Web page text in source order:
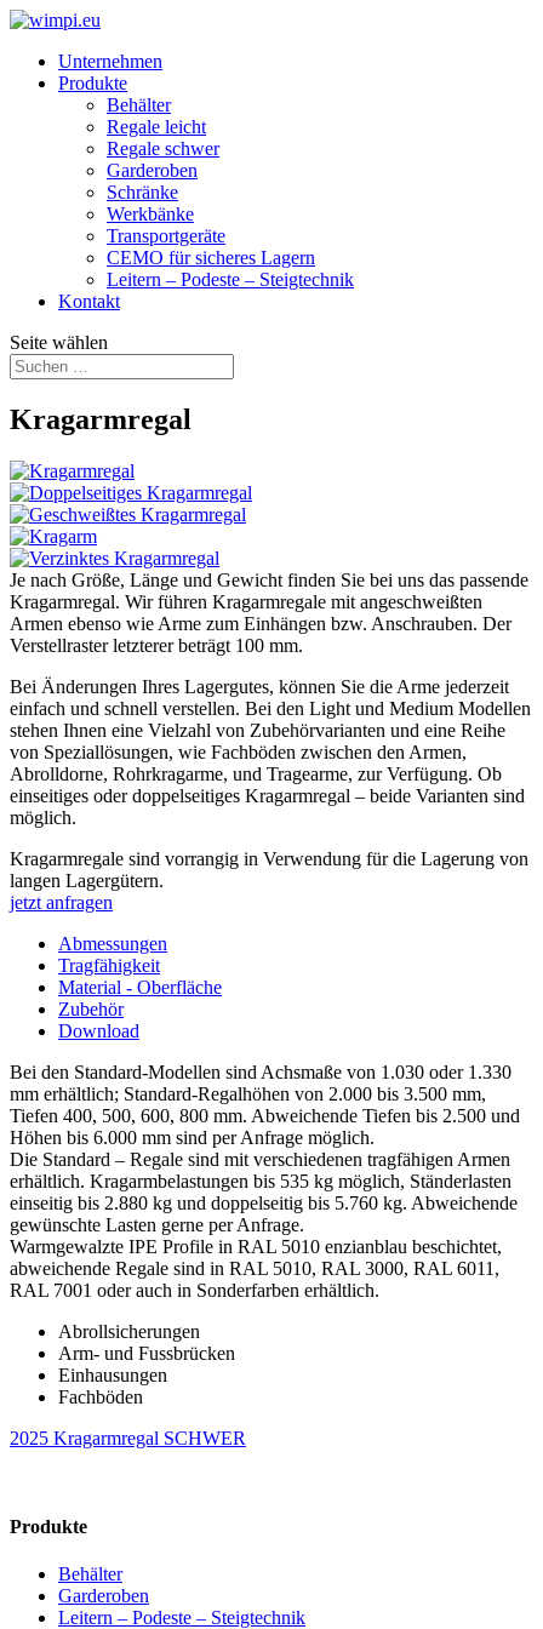
Unternehmen
Produkte
Behälter
Regale leicht
Regale schwer
Garderoben
Schränke
Werkbänke
Transport­geräte
CEMO für sicheres Lagern
Leitern – Podeste – Steigtechnik
Kontakt
Seite wählen
Kragarmregal
Je nach Größe, Länge und Gewicht finden Sie bei uns das passende
Kragarmregal. Wir führen Kragarmregale mit angeschweißten
Armen ebenso wie Arme zum Einhängen bzw. Anschrauben. Der
Verstellraster letzterer beträgt 100 mm.
Bei Änderungen Ihres Lagergutes, können Sie die Arme jederzeit
einfach und schnell verstellen. Bei den Light und Medium Modellen
stehen Ihnen eine Vielzahl von Zubehörvarianten und eine Reihe
von Speziallösungen, wie Fachböden zwischen den Armen,
Abrolldorne, Rohrkragarme, und Tragearme, zur Verfügung. Ob
einseitiges oder doppelseitiges Kragarmregal – beide Varianten sind
möglich.
Kragarmregale sind vorrangig in Verwendung für die Lagerung von
langen Lagergütern.
jetzt anfragen
Abmessungen
Tragfähigkeit
Material - Oberfläche
Zubehör
Download
Bei den Standard-Modellen sind Achsmaße von 1.030 oder 1.330
mm erhältlich; Standard-Regalhöhen von 2.000 bis 3.500 mm,
Tiefen 400, 500, 600, 800 mm. Abweichende Tiefen bis 2.500 und
Höhen bis 6.000 mm sind per Anfrage möglich.
Die Standard – Regale sind mit verschiedenen tragfähigen Armen
erhältlich. Kragarmbelastungen bis 535 kg möglich, Ständerlasten
einseitig bis 2.880 kg und doppelseitig bis 5.760 kg. Abweichende
gewünschte Lasten gerne per Anfrage.
Warmgewalzte IPE Profile in RAL 5010 enzianblau beschichtet,
abweichende Regale sind in RAL 5010, RAL 3000, RAL 6011,
RAL 7001 oder auch in Sonderfarben erhältlich.
Abrollsicherungen
Arm- und Fussbrücken
Einhausungen
Fachböden
2025 Kragarmregal SCHWER
Produkte
Behälter
Garderoben
Leitern – Podeste – Steigtechnik